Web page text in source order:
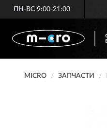
ПН-ВС 9:00-21:00
MICRO ЗАПЧАСТИ